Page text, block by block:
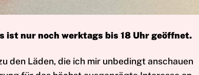
ist nur noch werktags bis 18 Uhr geöffnet.
den Läden, die ich mir unbedingt anschauen